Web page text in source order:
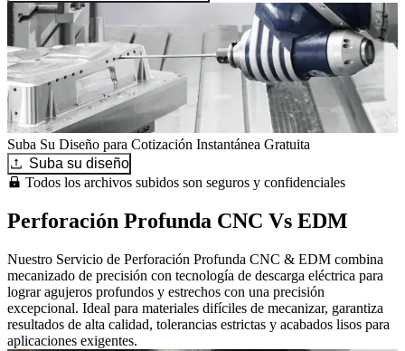
Suba Su Diseño para Cotización Instantánea Gratuita
Suba su diseño
Todos los archivos subidos son seguros y confidenciales
Perforación Profunda CNC Vs EDM
Nuestro Servicio de Perforación Profunda CNC & EDM combina
mecanizado de precisión con tecnología de descarga eléctrica para
lograr agujeros profundos y estrechos con una precisión
excepcional. Ideal para materiales difíciles de mecanizar, garantiza
resultados de alta calidad, tolerancias estrictas y acabados lisos para
aplicaciones exigentes.